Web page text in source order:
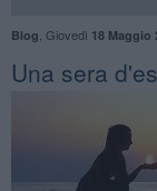
Blog Giovedì 18 Maggio
Una sera